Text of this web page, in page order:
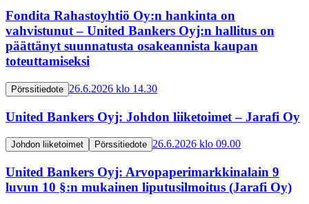
Fondita Rahastoyhtiö Oy:n hankinta on
vahvistunut – United Bankers Oyj:n hallitus on
päättänyt suunnatusta osakeannista kaupan
toteuttamiseksi
Pörssitiedote 26.6.2026 klo 14.30
United Bankers Oyj: Johdon liiketoimet – Jarafi Oy
Johdon liiketoimet Pörssitiedote 26.6.2026 klo 09.00
United Bankers Oyj: Arvopaperimarkkinalain 9
luvun 10 §:n mukainen liputusilmoitus (Jarafi Oy)